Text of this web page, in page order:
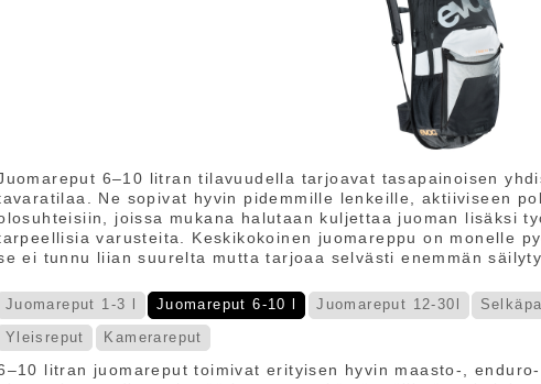
6–10 litran tilavuudella tarjoavat tasapainoisen
Ne sopivat hyvin pidemmille lenkeille, aktiiviseen
joissa mukana halutaan kuljettaa juoman lisäksi
varusteita. Keskikokoinen juomareppu on monelle
ei tunnu liian suurelta mutta tarjoaa selvästi enemmän
Juomareput 1-3 l Juomareput 6-10 l Juomareput 12-30l
Yleisreput
Kamerareput
litran juomareput toimivat erityisen hyvin maasto-,